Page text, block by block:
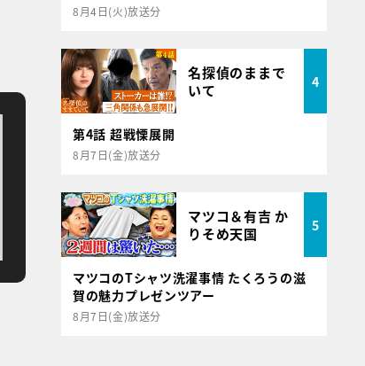
8月4日(火)放送分
名探偵のままで
いて
4
第4話 超戦慄展開
8月7日(金)放送分
マツコ＆有吉 か
りそめ天国
5
マツコのTシャツ洗濯事情 たくろうの滋
賀の魅力プレゼンツアー
8月7日(金)放送分